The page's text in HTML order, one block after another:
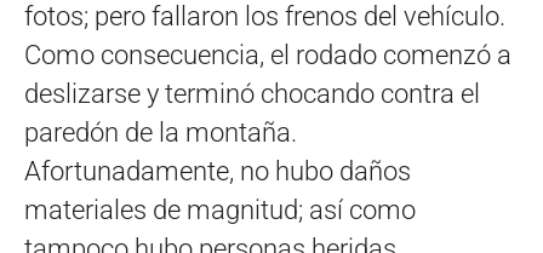
fotos; pero fallaron los frenos del vehículo.
Como consecuencia, el rodado comenzó a
deslizarse y terminó chocando contra el
paredón de la montaña.
Afortunadamente, no hubo daños
materiales de magnitud; así como